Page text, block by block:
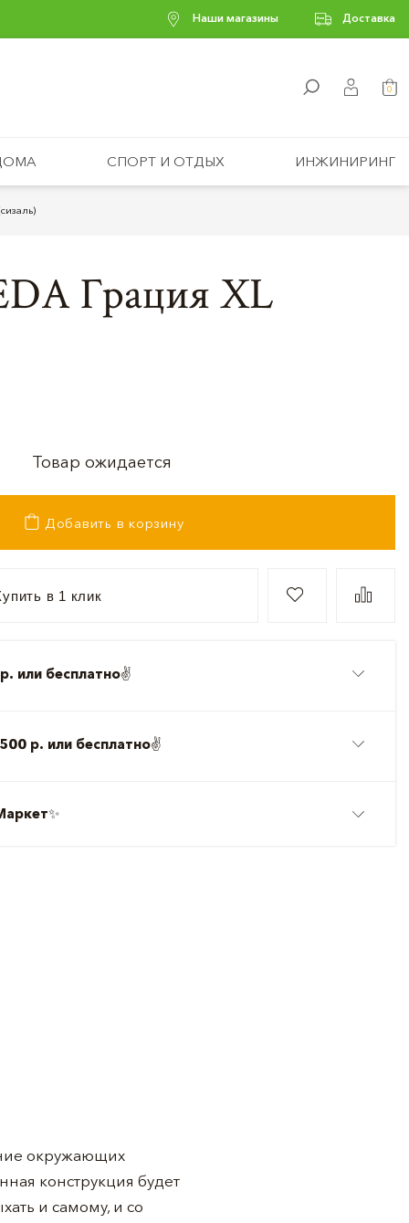
Наши магазины Доставка
0
СПОРТ И ОТДЫХ ИНЖИНИРИНГ
Грация XL
Товар ожидается
Добавить в корзину
в 1 клик
или бесплатно✌️
р. или бесплатно✌️
✨
окружающих
конструкция будет
и самому, и со